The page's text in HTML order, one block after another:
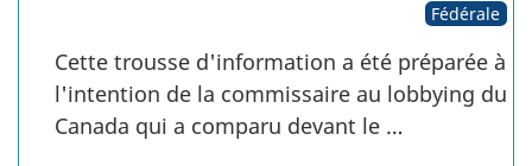
Fédérale
Cette trousse d'information a été préparée à
l'intention de la commissaire au lobbying du
Canada qui a comparu devant le …